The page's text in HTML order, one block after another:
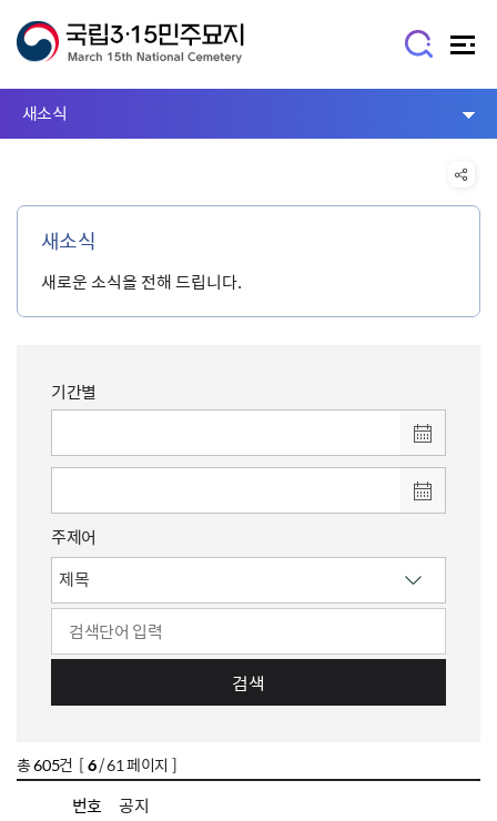
새소식
새소식
새로운 소식을 전해 드립니다.
기간별
주제어
검색
총605건 [6/ 61 페이지 ]
번호
공지